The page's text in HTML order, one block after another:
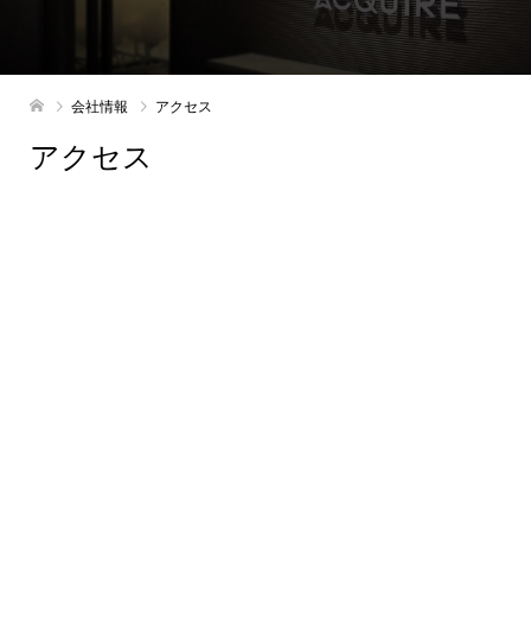
会社情報 アクセス
アクセス